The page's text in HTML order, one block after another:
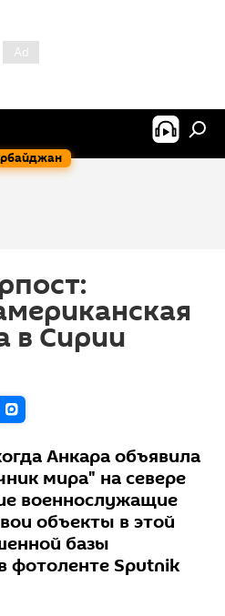
в Сирии
Анкара объявила
мира" на севере
военнослужащие
объекты в этой
базы
фотоленте Sputnik